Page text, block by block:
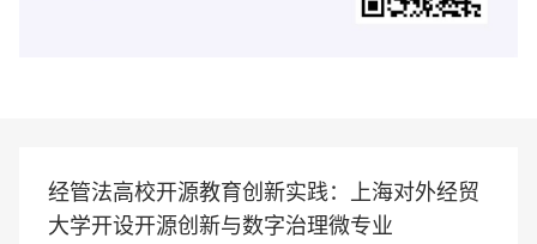
经管法高校开源教育创新实践：上海对外经贸
大学开设开源创新与数字治理微专业